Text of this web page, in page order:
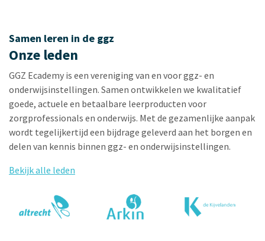
Samen leren in de ggz
Onze leden
GGZ Ecademy is een vereniging van en voor ggz- en
onderwijsinstellingen. Samen ontwikkelen we kwalitatief
goede, actuele en betaalbare leerproducten voor
zorgprofessionals en onderwijs. Met de gezamenlijke aanpak
wordt tegelijkertijd een bijdrage geleverd aan het borgen en
delen van kennis binnen ggz- en onderwijsinstellingen.
Bekijk alle leden